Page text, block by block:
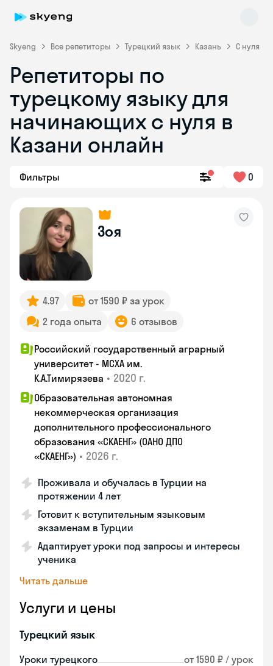
Skyeng Все репетиторы Турецкий язык Казань С нуля
Репетиторы по
турецкому языку для
начинающих с нуля в
Казани онлайн
Фильтры 0
Зоя
4.97
от 1590 ₽ за урок
2 года опыта
6 отзывов
Российский государственный аграрный
университет - МСХА им.
К.А.Тимирязева • 2020 г.
Образовательная автономная
некоммерческая организация
дополнительного профессионального
образования «СКАЕНГ» (ОАНО ДПО
«СКАЕНГ») • 2026 г.
Проживала и обучалась в Турции на
протяжении 4 лет
Готовит к вступительным языковым
экзаменам в Турции
Адаптирует уроки под запросы и интересы
ученика
Читать дальше
Услуги и цены
Турецкий язык
Уроки турецкого от 1590 ₽ / урок